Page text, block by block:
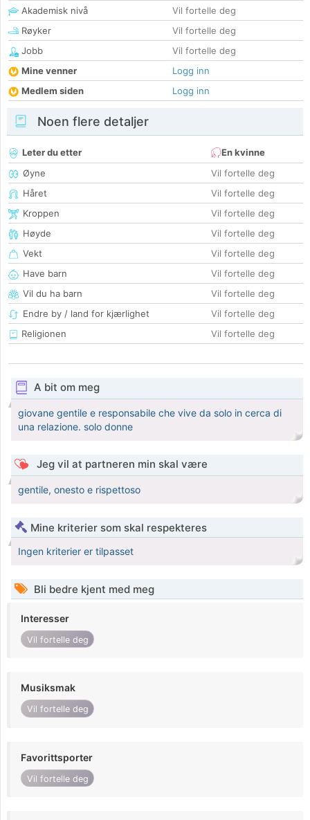
Akademisk nivå
Vil fortelle deg
Røyker
Vil fortelle deg
Jobb
Vil fortelle deg
Mine venner
Logg inn
Medlem siden
Logg inn
Noen flere detaljer
Leter du etter
En kvinne
Øyne
Vil fortelle deg
Håret
Vil fortelle deg
Kroppen
Vil fortelle deg
Høyde
Vil fortelle deg
Vekt
Vil fortelle deg
Have barn
Vil fortelle deg
Vil du ha barn
Vil fortelle deg
Endre by / land for kjærlighet
Vil fortelle deg
Religionen
Vil fortelle deg
A bit om meg
giovane gentile e responsabile che vive da solo in cerca di
una relazione. solo donne
Jeg vil at partneren min skal være
gentile, onesto e rispettoso
Mine kriterier som skal respekteres
Ingen kriterier er tilpasset
Bli bedre kjent med meg
Interesser
Vil fortelle deg
Musiksmak
Vil fortelle deg
Favorittsporter
Vil fortelle deg